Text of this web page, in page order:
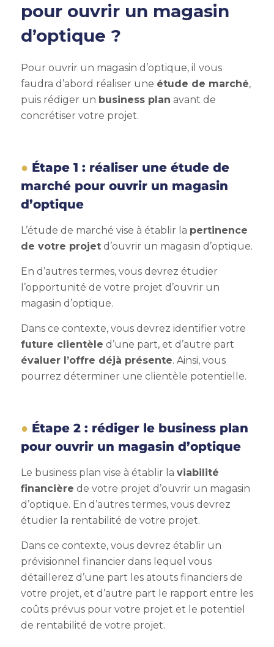
pour ouvrir un magasin
d’optique ?
Pour ouvrir un magasin d’optique, il vous
faudra d’abord réaliser une étude de marché,
puis rédiger un business plan avant de
concrétiser votre projet.
Étape 1 : réaliser une étude de
marché pour ouvrir un magasin
d’optique
L’étude de marché vise à établir la pertinence
de votre projetd’ouvrir un magasin d’optique.
En d’autres termes, vous devrez étudier
l’opportunité de votre projet d’ouvrir un
magasin d’optique.
Dans ce contexte, vous devrez identifier votre
future clientèle d’une part, et d’autre part
évaluer l’offre déjà présente. Ainsi, vous
pourrez déterminer une clientèle potentielle.
Étape 2 : rédiger le business plan
pour ouvrir un magasin d’optique
Le business plan vise à établir la viabilité
financière de votre projet d’ouvrir un magasin
d’optique. En d’autres termes, vous devrez
étudier la rentabilité de votre projet.
Dans ce contexte, vous devrez établir un
prévisionnel financier dans lequel vous
détaillerez d’une part les atouts financiers de
votre projet, et d’autre part le rapport entre les
coûts prévus pour votre projet et le potentiel
de rentabilité de votre projet.